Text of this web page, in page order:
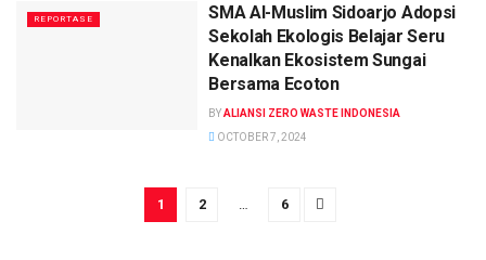
REPORTASE
SMA Al-Muslim Sidoarjo Adopsi
Sekolah Ekologis Belajar Seru
Kenalkan Ekosistem Sungai
Bersama Ecoton
BYALIANSI ZERO WASTE INDONESIA
OCTOBER 7, 2024
1 2 6